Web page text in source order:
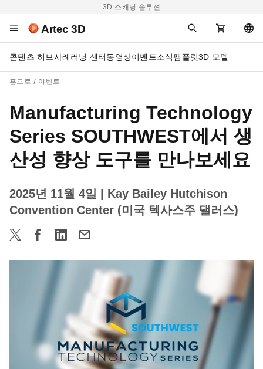
3D 스캐닝 솔루션
Artec 3D
콘텐츠 허브사례러닝 센터동영상이벤트소식팸플릿3D 모델
홈으로 이벤트
Manufacturing Technology
Series SOUTHWEST에서 생
산성 향상 도구를 만나보세요
2025년 11월 4일
| Kay Bailey Hutchison
Convention Center (미국 텍사스주 댈러스)